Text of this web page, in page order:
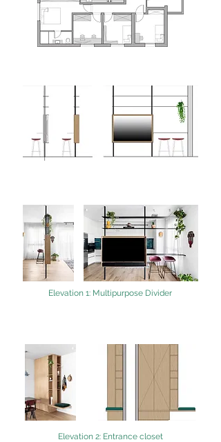
Elevation 1: Multipurpose Divider
Elevation 2: Entrance closet